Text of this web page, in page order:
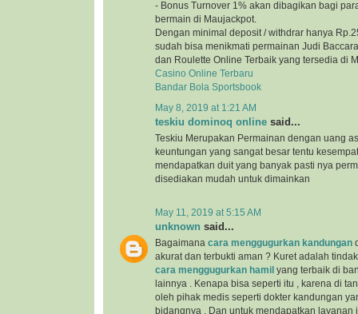
- Bonus Turnover 1% akan dibagikan bagi
bermain di Maujackpot.
Dengan minimal deposit / withdrar hanya
sudah bisa menikmati permainan Judi
dan Roulette Online Terbaik yang tersedia di
Casino Online Terbaru
Bandar Bola Sportsbook
May 8, 2019 at 1:21 AM
teskiu dominoq online said...
Teskiu Merupakan Permainan dengan uang
keuntungan yang sangat besar tentu
mendapatkan duit yang banyak pasti nya
disediakan mudah untuk dimainkan
May 11, 2019 at 5:15 AM
unknown said...
Bagaimana cara menggugurkan kandungan
akurat dan terbukti aman ? Kuret adalah
cara menggugurkan hamil yang terbaik di
lainnya . Kenapa bisa seperti itu , karena di
oleh pihak medis seperti dokter kandungan
bidangnya . Dan untuk mendapatkan layanan